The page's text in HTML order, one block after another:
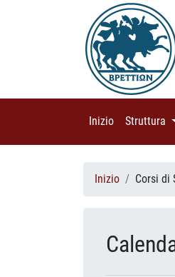
Inizio (current)
Struttura
Inizio Corsi di